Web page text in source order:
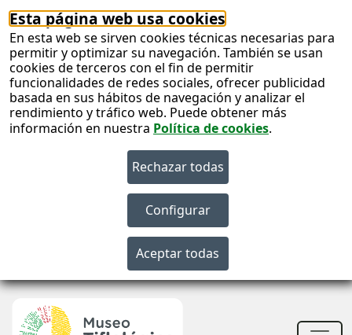
Esta página web usa cookies
En esta web se sirven cookies técnicas necesarias para
permitir y optimizar su navegación. También se usan
cookies de terceros con el fin de permitir
funcionalidades de redes sociales, ofrecer publicidad
basada en sus hábitos de navegación y analizar el
rendimiento y tráfico web. Puede obtener más
información en nuestra Política de cookies.